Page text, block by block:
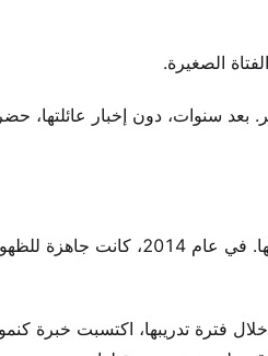
الصغيرة.
بعد سنوات، دون إخبار
أدى أن تصبح متدربة إلى ساعات طويلة وتقييم دائم.
فترة تدريبها، اكتسبت خبرة